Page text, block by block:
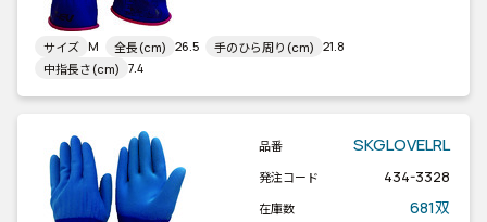
サイズ M 全長(cm) 26.5 手のひら周り(cm) 21.8
中指長さ(cm) 7.4
品番 SKGLOVELRL
発注コード 434-3328
在庫数 681双